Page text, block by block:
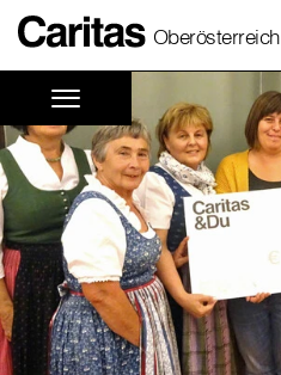
Oberösterreich